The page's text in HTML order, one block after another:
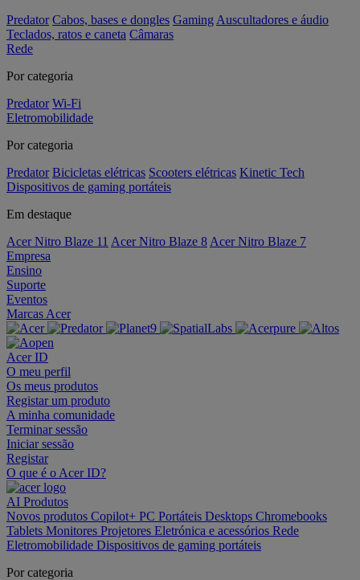
Predator Cabos, bases e dongles Gaming Auscultadores e áudio
Teclados, ratos e caneta Câmaras
Rede
Por categoria
Predator Wi-Fi
Eletromobilidade
Por categoria
Predator Bicicletas elétricas Scooters elétricas Kinetic Tech
Dispositivos de gaming portáteis
Em destaque
Acer Nitro Blaze 11 Acer Nitro Blaze 8 Acer Nitro Blaze 7
Empresa
Ensino
Suporte
Eventos
Marcas Acer
Acer ID
O meu perfil
Os meus produtos
Registar um produto
A minha comunidade
Terminar sessão
Iniciar sessão
Registar
O que é o Acer ID?
AI Produtos
Novos produtos Copilot+ PC Portáteis Desktops Chromebooks
Tablets Monitores Projetores Eletrónica e acessórios Rede
Eletromobilidade Dispositivos de gaming portáteis
Por categoria